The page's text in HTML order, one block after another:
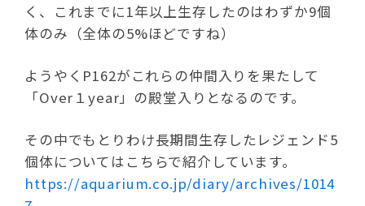
く、これまでに1年以上生存したのはわずか9個
体のみ（全体の5%ほどですね）
ようやくP162がこれらの仲間入りを果たして
「Over１year」の殿堂入りとなるのです。
その中でもとりわけ長期間生存したレジェンド5
個体についてはこちらで紹介しています。
https://aquarium.co.jp/diary/archives/1014